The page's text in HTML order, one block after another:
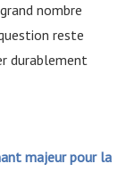
nombre
reste
durablement
majeur pour la